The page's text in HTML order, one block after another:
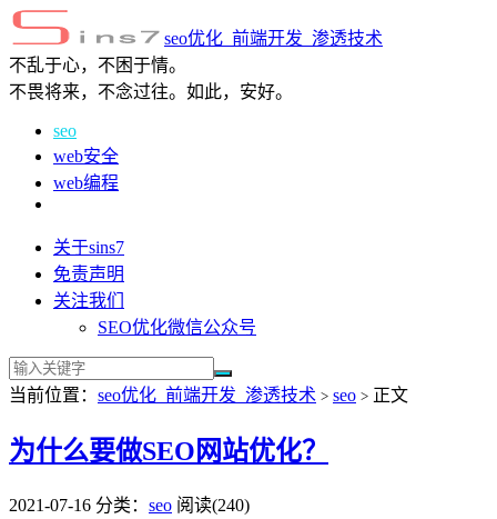
seo优化_前端开发_渗透技术
不乱于心，不困于情。
不畏将来，不念过往。如此，安好。
seo
web安全
web编程
关于sins7
免责声明
关注我们
SEO优化微信公众号
当前位置： seo优化_前端开发_渗透技术 > seo > 正文
为什么要做SEO网站优化？
2021-07-16 分类： seo 阅读(240)